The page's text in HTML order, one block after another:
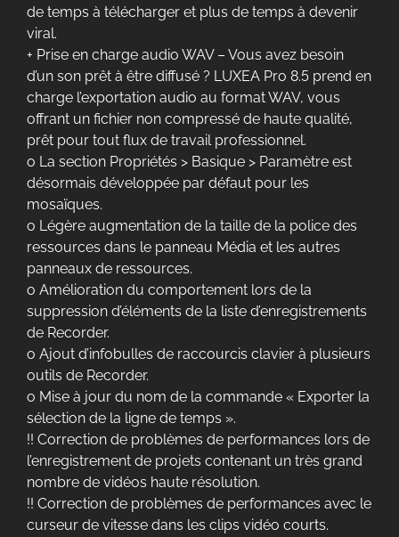
de temps à télécharger et plus de temps à devenir
viral.
+ Prise en charge audio WAV – Vous avez besoin
d’un son prêt à être diffusé ? LUXEA Pro 8.5 prend en
charge l’exportation audio au format WAV, vous
offrant un fichier non compressé de haute qualité,
prêt pour tout flux de travail professionnel.
o La section Propriétés > Basique > Paramètre est
désormais développée par défaut pour les
mosaïques.
o Légère augmentation de la taille de la police des
ressources dans le panneau Média et les autres
panneaux de ressources.
o Amélioration du comportement lors de la
suppression d’éléments de la liste d’enregistrements
de Recorder.
o Ajout d’infobulles de raccourcis clavier à plusieurs
outils de Recorder.
o Mise à jour du nom de la commande « Exporter la
sélection de la ligne de temps ».
!! Correction de problèmes de performances lors de
l’enregistrement de projets contenant un très grand
nombre de vidéos haute résolution.
!! Correction de problèmes de performances avec le
curseur de vitesse dans les clips vidéo courts.